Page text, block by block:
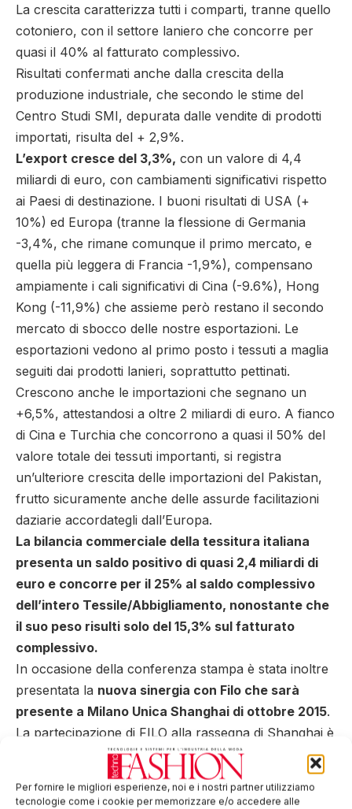
Per fornire le migliori esperienze, noi e i nostri partner utilizziamo
tecnologie come i cookie per memorizzare e/o accedere alle
La crescita caratterizza tutti i comparti, tranne quello
cotoniero, con il settore laniero che concorre per
quasi il 40% al fatturato complessivo.
Risultati confermati anche dalla crescita della
produzione industriale, che secondo le stime del
Centro Studi SMI, depurata dalle vendite di prodotti
importati, risulta del + 2,9%.
L’export cresce del 3,3%, con un valore di 4,4
miliardi di euro, con cambiamenti significativi rispetto
ai Paesi di destinazione. I buoni risultati di USA (+
10%) ed Europa (tranne la flessione di Germania
-3,4%, che rimane comunque il primo mercato, e
quella più leggera di Francia -1,9%), compensano
ampiamente i cali significativi di Cina (-9.6%), Hong
Kong (-11,9%) che assieme però restano il secondo
mercato di sbocco delle nostre esportazioni. Le
esportazioni vedono al primo posto i tessuti a maglia
seguiti dai prodotti lanieri, soprattutto pettinati.
Crescono anche le importazioni che segnano un
+6,5%, attestandosi a oltre 2 miliardi di euro. A fianco
di Cina e Turchia che concorrono a quasi il 50% del
valore totale dei tessuti importanti, si registra
un’ulteriore crescita delle importazioni del Pakistan,
frutto sicuramente anche delle assurde facilitazioni
daziarie accordategli dall’Europa.
La bilancia commerciale della tessitura italiana
presenta un saldo positivo di quasi 2,4 miliardi di
euro e concorre per il 25% al saldo complessivo
dell’intero Tessile/Abbigliamento, nonostante che
il suo peso risulti solo del 15,3% sul fatturato
complessivo.
In occasione della conferenza stampa è stata inoltre
presentata la nuova sinergia con Filo che sarà
presente a Milano Unica Shanghai di ottobre 2015.
La partecipazione di FILO alla rassegna di Shanghai è
un primo esempio concreto della collaborazione che
si svilupperà tra le fiere italiane del sistema moda
nell’ambito del Piano straordinario per il Made in Italy